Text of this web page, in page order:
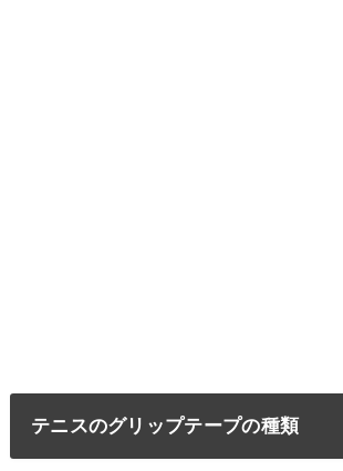
テニスのグリップテープの種類